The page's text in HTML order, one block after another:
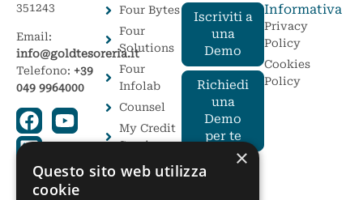
351243
Email:
info@goldtesoreria.it
Telefono: +39
049 9964000
Four Bytes
Four
Solutions
Four
Infolab
Counsel
My Credit
Service
AteneoWeb
Iscriviti a
una
Demo
Richiedi
una
Demo
per te
I Moduli
Informativa
Privacy
Policy
Cookies
Policy
×
Questo sito web utilizza
cookie